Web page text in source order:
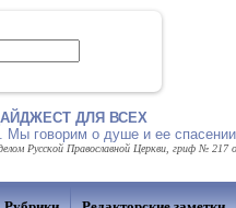
ДЛЯ ВСЕХ
Мы говорим о душе и ее спасении
Русской Православной Церкви, гриф № 217